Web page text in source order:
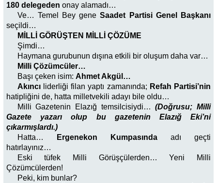
180 delegeden onay alamadı…
Ve… Temel Bey geneSaadet Partisi Genel Başkanı
seçildi…
MİLLİ GÖRÜŞTEN MİLLİ ÇÖZÜME
Şimdi…
Haymana gurubunun dışına etkili bir oluşum daha var…
Milli Çözümcüler…
Başı çeken isim: Ahmet Akgül…
Akıncıliderliği filan yaptı zamanında; Refah Partisi’nin
hatipliğini de, hatta milletvekili adayı bile oldu…
Milli Gazetenin Elazığ temsilcisiydi…(Doğrusu; Milli
Gazete yazarı olup bu gazetenin Elazığ Eki’ni
çıkarmışlardı.)
Hatta…
Ergenekon Kumpasındaadı geçti
hatırlayınız…
Eski tüfek Milli Görüşçülerden… Yeni Milli
Çözümcülerden!
Peki, kim bunlar?